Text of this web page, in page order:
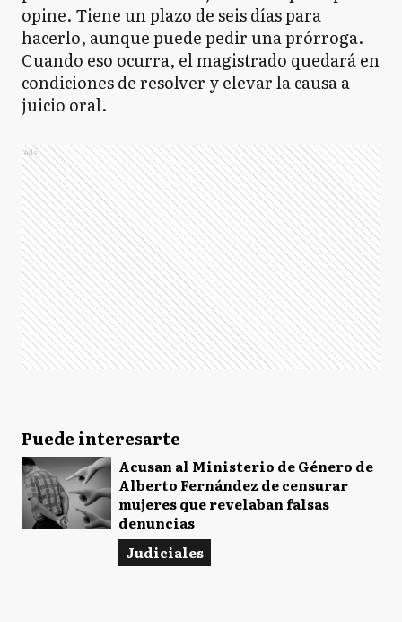
opine. Tiene un plazo de seis días para
hacerlo, aunque puede pedir una prórroga.
Cuando eso ocurra, el magistrado quedará en
condiciones de resolver y elevar la causa a
juicio oral.
Ads
Puede interesarte
Acusan al Ministerio de Género de
Alberto Fernández de censurar
mujeres que revelaban falsas
denuncias
Judiciales